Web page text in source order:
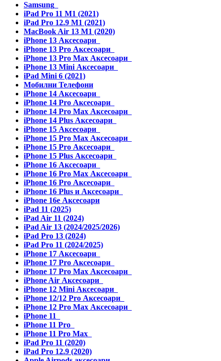
Samsung
iPad Pro 11 M1 (2021)
iPad Pro 12.9 M1 (2021)
MacBook Air 13 M1 (2020)
iPhone 13 Аксесоари
iPhone 13 Pro Аксесоари
iPhone 13 Pro Max Аксесоари
iPhone 13 Mini Аксесоари
iPad Mini 6 (2021)
Мобилни Телефони
iPhone 14 Аксесоари
iPhone 14 Pro Аксесоари
iPhone 14 Pro Max Аксесоари
iPhone 14 Plus Аксесоари
iPhone 15 Аксесоари
iPhone 15 Pro Max Аксесоари
iPhone 15 Pro Аксесоари
iPhone 15 Plus Аксесоари
iPhone 16 Аксесоари
iPhone 16 Pro Max Аксесоари
iPhone 16 Pro Аксесоари
iPhone 16 Plus и Аксесоари
iPhone 16e Аксесоари
iPad 11 (2025)
iPad Air 11 (2024)
iPad Air 13 (2024/2025/2026)
iPad Pro 13 (2024)
iPad Pro 11 (2024/2025)
iPhone 17 Аксесоари
iPhone 17 Pro Аксесоари
iPhone 17 Pro Max Аксесоари
iPhone Air Аксесоари
iPhone 12 Mini Аксесоари
iPhone 12/12 Pro Аксесоари
iPhone 12 Pro Max Аксесоари
iPhone 11
iPhone 11 Pro
iPhone 11 Pro Max
iPad Pro 11 (2020)
iPad Pro 12.9 (2020)